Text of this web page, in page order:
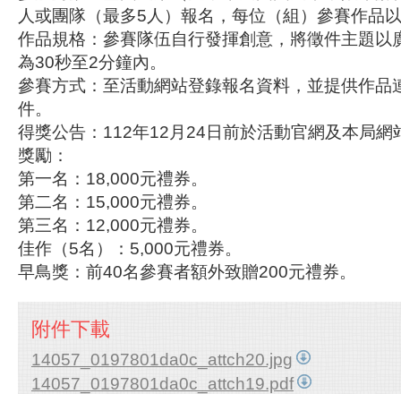
人或團隊（最多5人）報名，每位（組）參賽作品
作品規格：參賽隊伍自行發揮創意，將徵件主題以
為30秒至2分鐘內。
參賽方式：至活動網站登錄報名資料，並提供作品
件。
得獎公告：112年12月24日前於活動官網及本局網
獎勵：
第一名：18,000元禮券。
第二名：15,000元禮券。
第三名：12,000元禮券。
佳作（5名）：5,000元禮券。
早鳥獎：前40名參賽者額外致贈200元禮券。
附件下載
14057_0197801da0c_attch20.jpg
14057_0197801da0c_attch19.pdf